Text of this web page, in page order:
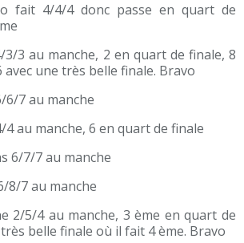
fait 4/4/4 donc passe en quart de
3 au manche, 2 en quart de finale, 8
avec une très belle finale. Bravo
6/7 au manche
au manche, 6 en quart de finale
6/7/7 au manche
8/7 au manche
2/5/4 au manche, 3 ème en quart de
belle finale où il fait 4 ème. Bravo